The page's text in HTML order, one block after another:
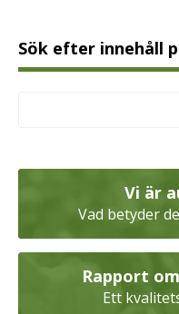
Sök efter innehåll
Vi är
Vad betyder
Rapport
Ett